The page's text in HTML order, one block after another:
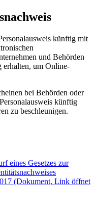
künftig mit
und Behörden
erhalten, um Online-
bei Behörden oder
künftig
zu beschleunigen.
eines Gesetzes zur
(Dokument, Link öffnet